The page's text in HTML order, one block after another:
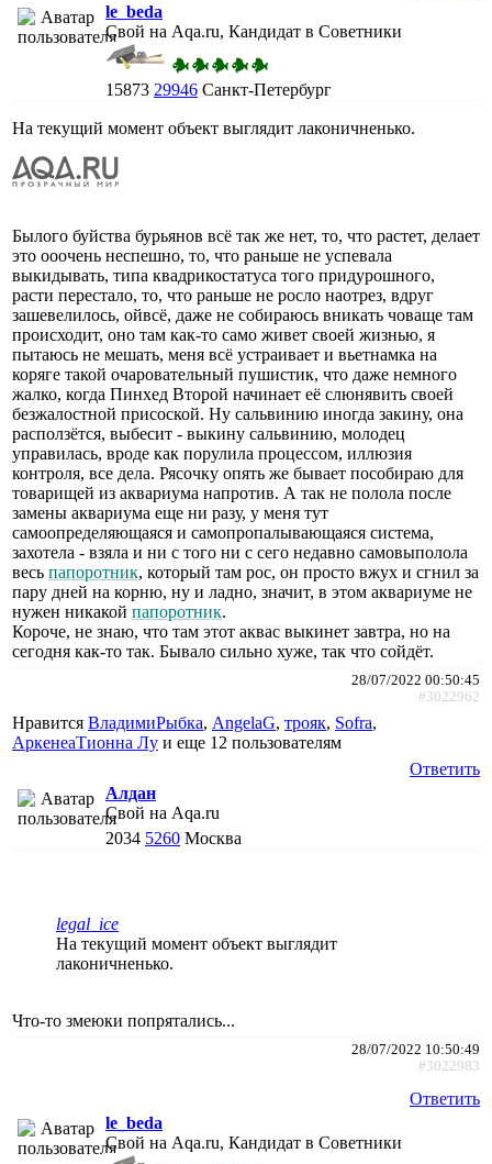
le_beda
Свой на Aqa.ru, Кандидат в Советники
15873 29946 Санкт-Петербург
На текущий момент объект выглядит лаконичненько.
Былого буйства бурьянов всё так же нет, то, что растет, делает
это ооочень неспешно, то, что раньше не успевала
выкидывать, типа квадрикостатуса того придурошного,
расти перестало, то, что раньше не росло наотрез, вдруг
зашевелилось, ойвсё, даже не собираюсь вникать човаще там
происходит, оно там как-то само живет своей жизнью, я
пытаюсь не мешать, меня всё устраивает и вьетнамка на
коряге такой очаровательный пушистик, что даже немного
жалко, когда Пинхед Второй начинает её слюнявить своей
безжалостной присоской. Ну сальвинию иногда закину, она
расползётся, выбесит - выкину сальвинию, молодец
управилась, вроде как порулила процессом, иллюзия
контроля, все дела. Рясочку опять же бывает пособираю для
товарищей из аквариума напротив. А так не полола после
замены аквариума еще ни разу, у меня тут
самоопределяющаяся и самопропалывающаяся система,
захотела - взяла и ни с того ни с сего недавно самовыполола
весь папоротник, который там рос, он просто вжух и сгнил за
пару дней на корню, ну и ладно, значит, в этом аквариуме не
нужен никакой папоротник.
Короче, не знаю, что там этот аквас выкинет завтра, но на
сегодня как-то так. Бывало сильно хуже, так что сойдёт.
28/07/2022 00:50:45
#3022962
Нравится ВладимиРыбка, AngelaG, трояк, Sofra,
АркенеаТионна Лу и еще 12 пользователям
Ответить
Алдан
Свой на Aqa.ru
2034 5260 Москва
legal_ice
На текущий момент объект выглядит
лаконичненько.
Что-то змеюки попрятались...
28/07/2022 10:50:49
#3022983
Ответить
le_beda
Свой на Aqa.ru, Кандидат в Советники